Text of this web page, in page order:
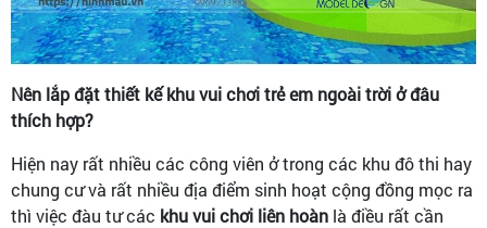
Nên lắp đặt thiết kế khu vui chơi trẻ em ngoài trời ở đâu
thích hợp?
Hiện nay rất nhiều các công viên ở trong các khu đô thi hay
chung cư và rất nhiều địa điểm sinh hoạt cộng đồng mọc ra
thì việc đàu tư các khu vui chơi liên hoàn là điều rất cần